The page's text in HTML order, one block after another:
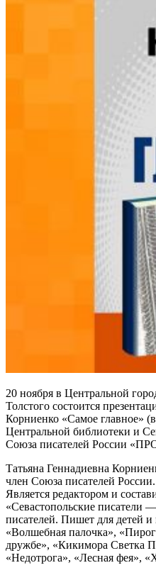
20 ноября в Центральной
Толстого состоится
Корниенко «Самое главное»
Центральной библиотеки и
Союза писателей России
Татьяна Геннадиевна
член Союза писателей России.
Является редактором и
«Севастопольские писатели
писателей. Пишет для детей
«Волшебная палочка»,
дружбе», «Кикимора Светка
«Недотрога», «Лесная фея»,